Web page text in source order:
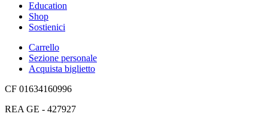
Education
Shop
Sostienici
Carrello
Sezione personale
Acquista biglietto
CF 01634160996
REA GE - 427927